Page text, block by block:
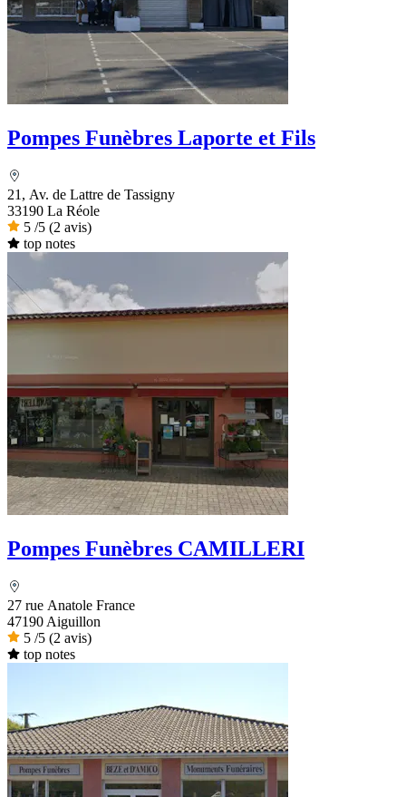
Pompes Funèbres Laporte et Fils
21, Av. de Lattre de Tassigny
33190 La Réole
5 /5 (2 avis)
top notes
Pompes Funèbres CAMILLERI
27 rue Anatole France
47190 Aiguillon
5 /5 (2 avis)
top notes